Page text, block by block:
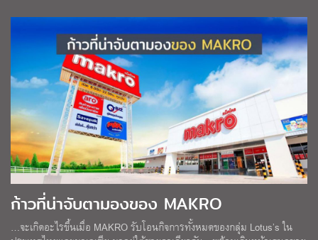
ก้าวที่น่าจับตามองของ MAKRO
…จะเกิดอะไรขึ้นเมื่อ MAKRO รับโอนกิจการทั้งหมดของกลุ่ม Lotus’s ใน